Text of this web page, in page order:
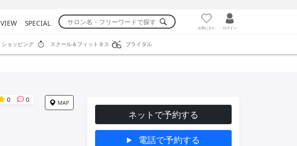
SPECIAL お気に入り ログイン
ショッピング スクール＆フィットネス ブライダル
0 0 MAP
ネットで予約する
電話で予約する